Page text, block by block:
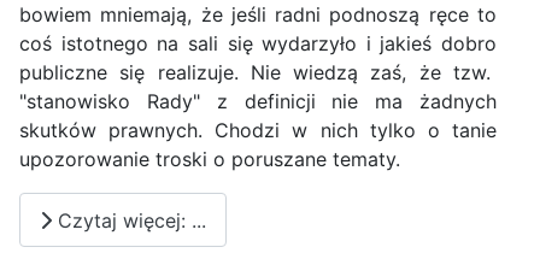
bowiem mniemają, że jeśli radni podnoszą ręce to
coś istotnego na sali się wydarzyło i jakieś dobro
publiczne się realizuje. Nie wiedzą zaś, że tzw.
"stanowisko Rady" z definicji nie ma żadnych
skutków prawnych. Chodzi w nich tylko o tanie
upozorowanie troski o poruszane tematy.
Czytaj więcej: ...